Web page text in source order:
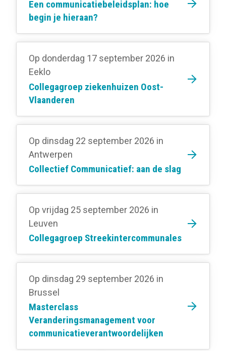
Een communicatiebeleidsplan: hoe
begin je hieraan?
Op donderdag 17 september 2026 in
Eeklo
Collegagroep ziekenhuizen Oost-
Vlaanderen
Op dinsdag 22 september 2026 in
Antwerpen
Collectief Communicatief: aan de slag
Op vrijdag 25 september 2026 in
Leuven
Collegagroep Streekintercommunales
Op dinsdag 29 september 2026 in
Brussel
Masterclass
Veranderingsmanagement voor
communicatieverantwoordelijken